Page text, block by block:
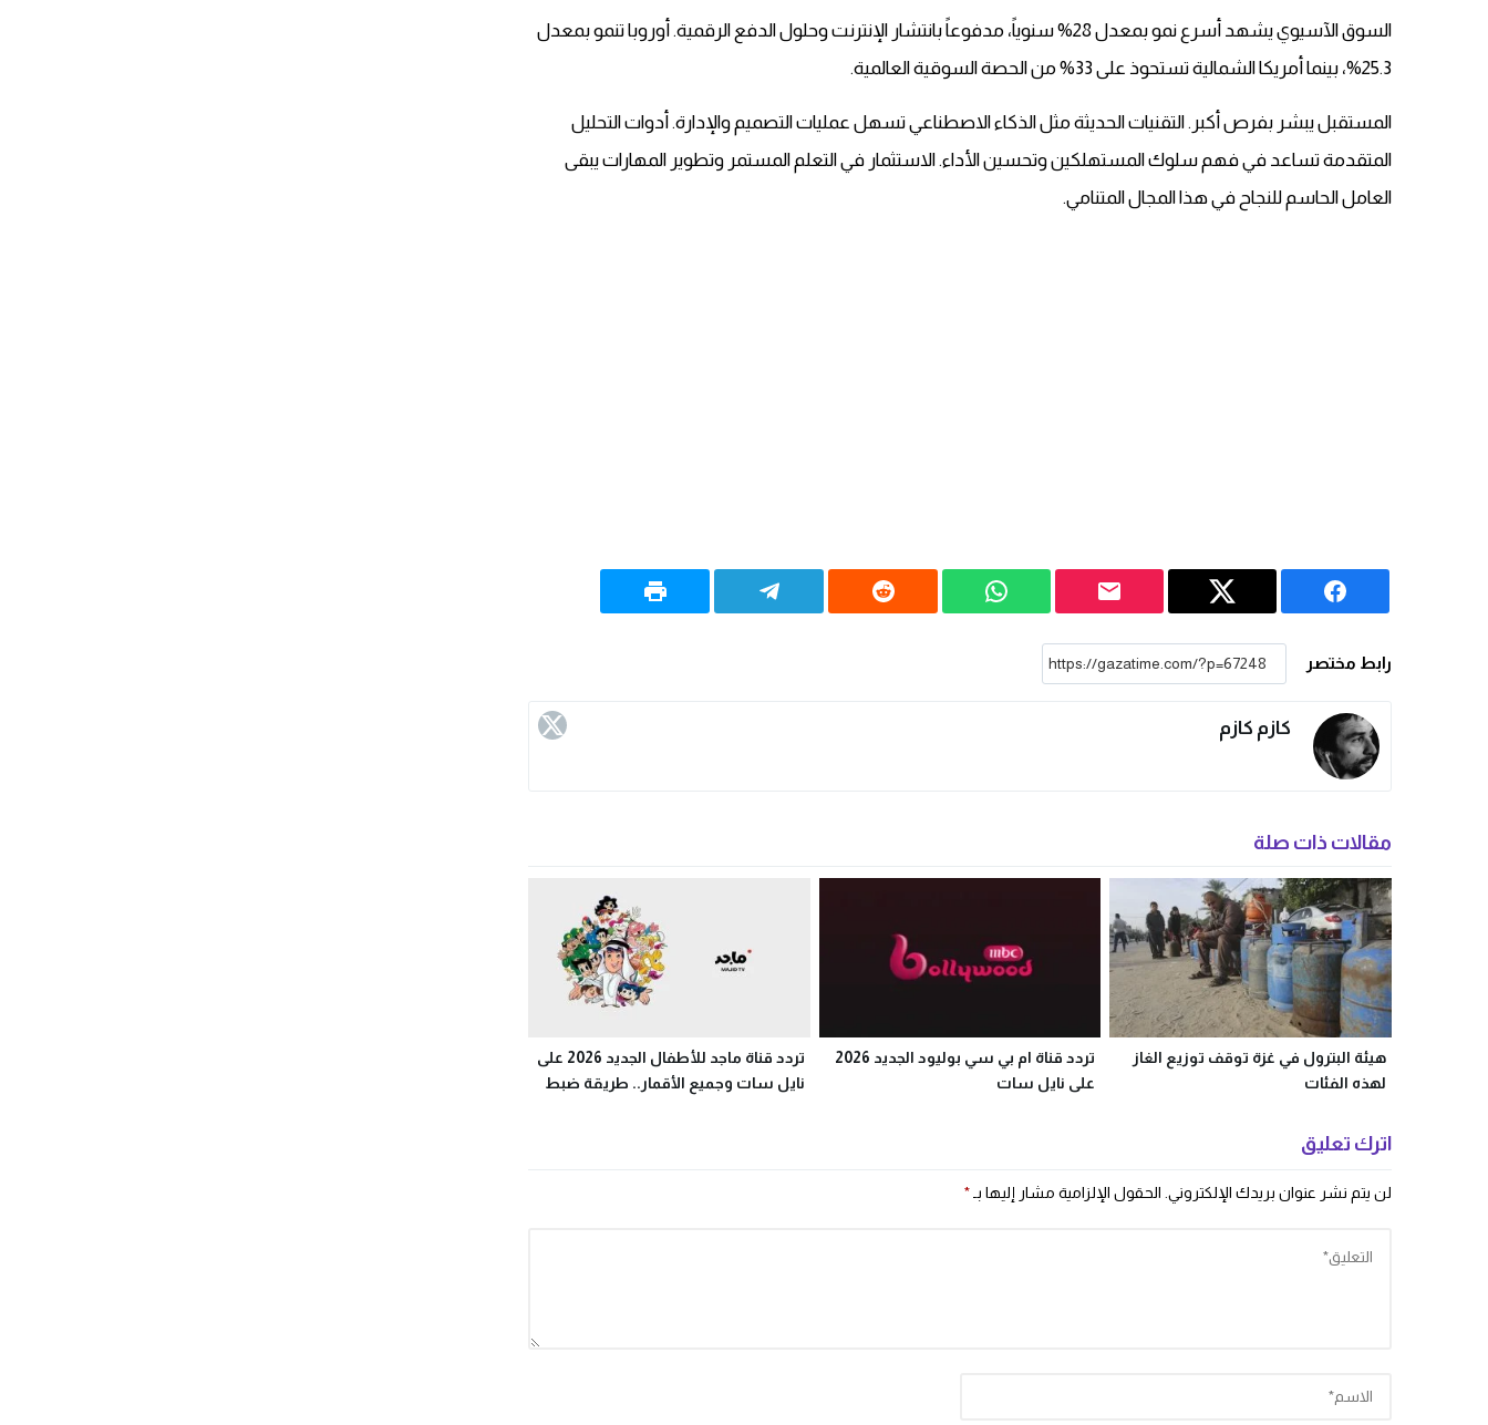
السوق الآسيوي يشهد أسرع نمو بمعدل 28% سنوياً، مدفوعاً بانتشار الإنترنت وحلول الدفع الرقمية. أوروبا تنمو بمعدل
25.3%، بينما أمريكا الشمالية تستحوذ على 33% من الحصة السوقية العالمية.
المستقبل يبشر بفرص أكبر. التقنيات الحديثة مثل الذكاء الاصطناعي تسهل عمليات التصميم والإدارة. أدوات التحليل
المتقدمة تساعد في فهم سلوك المستهلكين وتحسين الأداء. الاستثمار في التعلم المستمر وتطوير المهارات يبقى
العامل الحاسم للنجاح في هذا المجال المتنامي.
رابط مختصر
كازم كازم
مقالات ذات صلة
هيئة البترول في غزة توقف توزيع الغاز
لهذه الفئات
تردد قناة ام بي سي بوليود الجديد 2026
على نايل سات
تردد قناة ماجد للأطفال الجديد 2026 على
نايل سات وجميع الأقمار.. طريقة ضبط
اترك تعليق
لن يتم نشر عنوان بريدك الإلكتروني. الحقول الإلزامية مشار إليها بـ *